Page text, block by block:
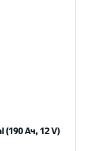
Ач, 12 V)